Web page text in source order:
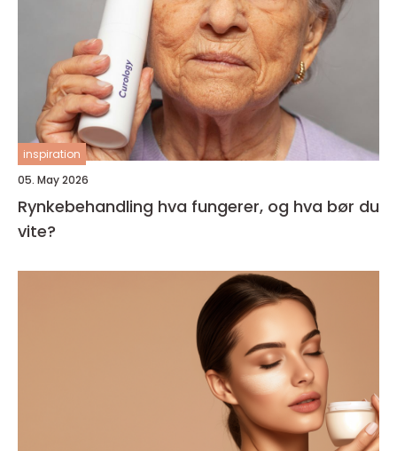
inspiration
05. May 2026
Rynkebehandling hva fungerer, og hva bør du
vite?